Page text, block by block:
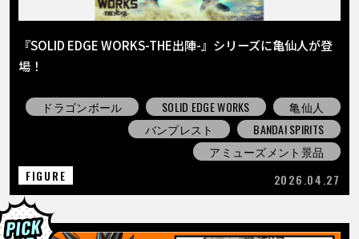
『SOLID EDGE WORKS-THE出陣-』シリーズに亀仙人が登
場！
ドラゴンボール SOLID EDGE WORKS
亀仙人
バンプレスト
BANDAI SPIRITS
アミューズメント景品
FIGURE
2026.04.27